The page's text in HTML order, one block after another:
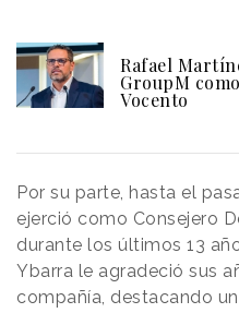
Rafael
GroupM
Vocento
Por su parte, hasta el
ejerció como Consejero
durante los últimos 13
Ybarra le agradeció sus
compañía, destacando